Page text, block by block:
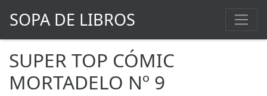
SOPA DE LIBROS
SUPER TOP CÓMIC
MORTADELO Nº 9